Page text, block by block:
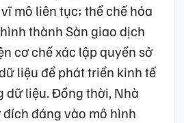
mô liên tục; thể chế hóa
thành Sàn giao dịch
cơ chế xác lập quyền sở
liệu để phát triển kinh tế
dữ liệu. Đồng thời, Nhà
đáng vào mô hình